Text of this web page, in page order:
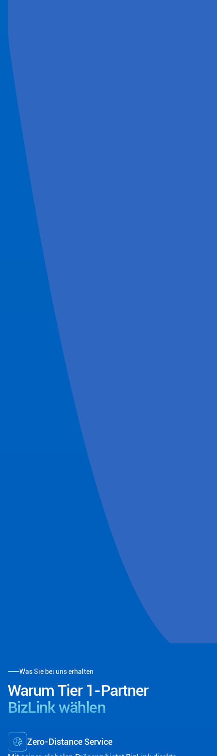
Was Sie bei uns erhalten
Warum Tier 1-Partner
BizLink wählen
Zero-Distance Service